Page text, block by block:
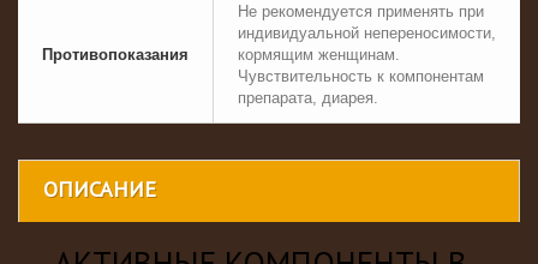
Противопоказания
Не рекомендуется применять при
индивидуальной непереносимости,
кормящим женщинам.
Чувствительность к компонентам
препарата, диарея.
ОПИСАНИЕ